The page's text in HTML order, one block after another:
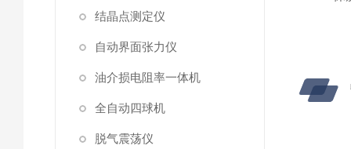
结晶点测定仪
自动界面张力仪
油介损电阻率一体机
全自动四球机
脱气震荡仪